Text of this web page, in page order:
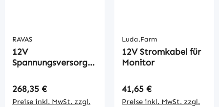
RAVAS
12V
Spannungsversorgun
Regulärer Preis:
268,35 €
Preise inkl. MwSt. zzgl.
Luda.Farm
12V Stromkabel für
Monitor
Regulärer Preis:
41,65 €
Preise inkl. MwSt. zzgl.